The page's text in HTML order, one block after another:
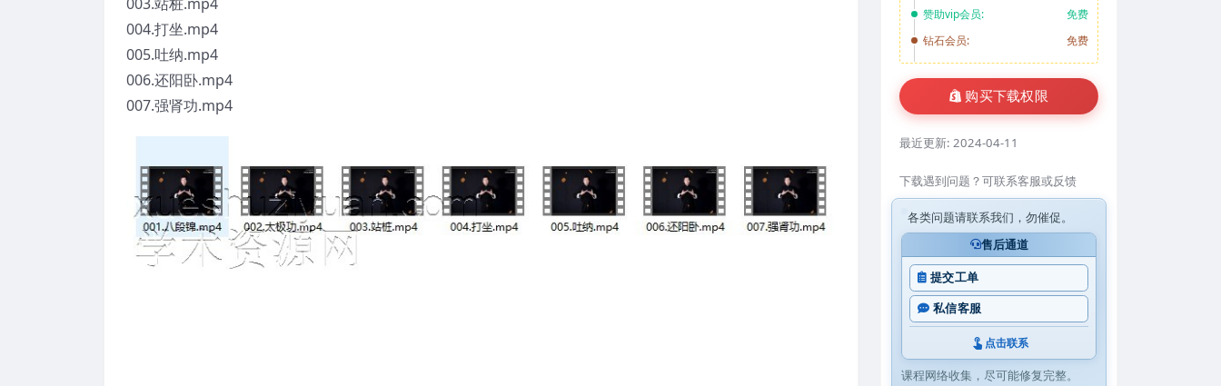
004.打坐.mp4
005.吐纳.mp4
006.还阳卧.mp4
007.强肾功.mp4
赞助vip会员:
免费
钻石会员:
免费
购买下载权限
最近更新: 2024-04-11
下载遇到问题？可联系客服或反馈
各类问题请联系我们，勿催促。
售后通道
提交工单
私信客服
点击联系
课程网络收集，尽可能修复完整。